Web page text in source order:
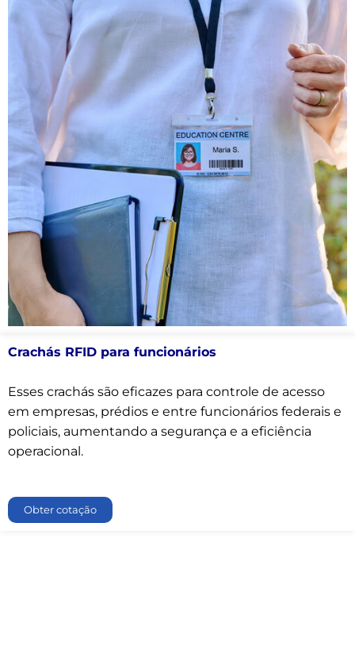
Crachás RFID para funcionários
Esses crachás são eficazes para controle de acesso
em empresas, prédios e entre funcionários federais e
policiais, aumentando a segurança e a eficiência
operacional.
Obter cotação